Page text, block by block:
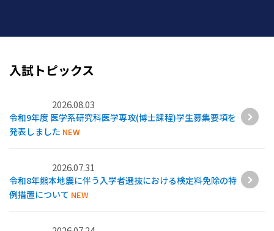
入試トピックス
2026.08.03
令和9年度 医学系研究科医学専攻(博士課程)学生募集要項を
発表しました NEW
2026.07.31
令和8年熊本地震に伴う入学者選抜における検定料免除の特
例措置について NEW